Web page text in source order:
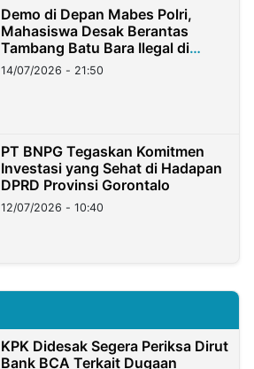
Demo di Depan Mabes Polri,
Mahasiswa Desak Berantas
Tambang Batu Bara Ilegal di
Lampung
14/07/2026 - 21:50
PT BNPG Tegaskan Komitmen
Investasi yang Sehat di Hadapan
DPRD Provinsi Gorontalo
12/07/2026 - 10:40
KPK Didesak Segera Periksa Dirut
Bank BCA Terkait Dugaan